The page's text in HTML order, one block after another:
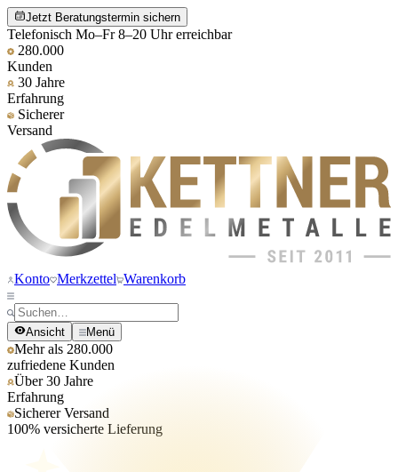
Jetzt Beratungstermin sichern
Telefonisch Mo–Fr 8–20 Uhr erreichbar
280.000
Kunden
30 Jahre
Erfahrung
Sicherer
Versand
Konto Merkzettel Warenkorb
Ansicht Menü
Mehr als 280.000
zufriedene Kunden
Über 30 Jahre
Erfahrung
Sicherer Versand
100% versicherte Lieferung